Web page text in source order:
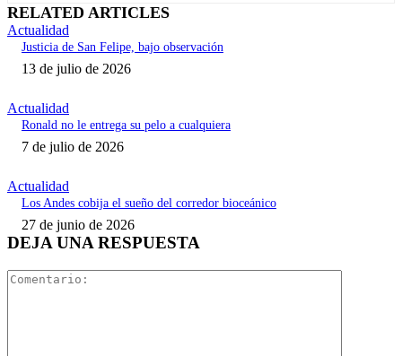
RELATED ARTICLES
Actualidad
Justicia de San Felipe, bajo observación
13 de julio de 2026
Actualidad
Ronald no le entrega su pelo a cualquiera
7 de julio de 2026
Actualidad
Los Andes cobija el sueño del corredor bioceánico
27 de junio de 2026
DEJA UNA RESPUESTA